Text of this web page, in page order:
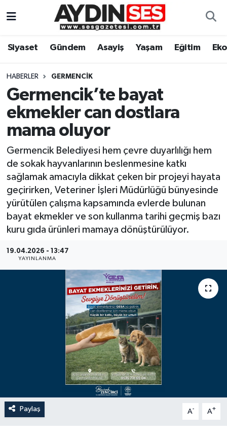
Siyaset Gündem Asayiş Yaşam Eğitim
HABERLER GERMENCIK
Germencik’te bayat
ekmekler can dostlara
mama oluyor
Germencik Belediyesi hem çevre duyarlılığı hem
de sokak hayvanlarının beslenmesine katkı
sağlamak amacıyla dikkat çeken bir projeyi hayata
geçirirken, Veteriner İşleri Müdürlüğü bünyesinde
yürütülen çalışma kapsamında evlerde bulunan
bayat ekmekler ve son kullanma tarihi geçmiş bazı
kuru gıda ürünleri mamaya dönüştürülüyor.
19.04.2026 - 13:47
YAYINLANMA
Paylaş A- A+
Gündem
Siyaset
Ekonomi
Eğitim
Kültür Sanat
Spor
Aydın Hava Durumu
Aydin Namaz Vakitleri
Aydın Trafik Yoğunluk Haritası
Süper Lig Puan Durumu ve Fikstür
Tüm Manşetler
Son Dakika Haberleri
Haber Arşivi